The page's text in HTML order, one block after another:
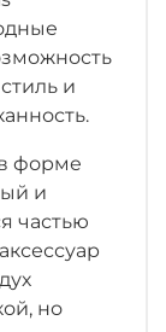
и
форме
и
частью
но